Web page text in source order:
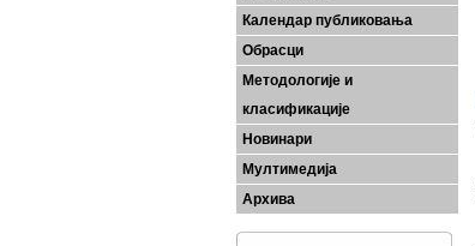
Календар публиковања
Обрасци
Методологије и
класификације
Новинари
Мултимедија
Архива